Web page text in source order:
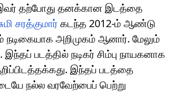
இவர் தற்போது தனக்கான இடத்தை
சரத்குமார் கடந்த 2012-ம் ஆண்டு
அறிமுகம் ஆனார். மேலும்
படத்தில் நடிகர் சிம்பு நாயகனாக
இந்தப் படத்தை
நல்ல வரவேற்பைப் பெற்று